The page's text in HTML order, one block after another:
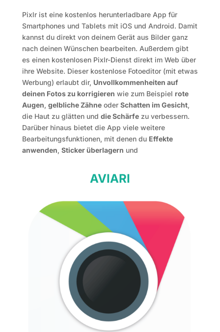
Pixlr ist eine kostenlos herunterladbare App für
Smartphones und Tablets mit iOS und Android. Damit
kannst du direkt von deinem Gerät aus Bilder ganz
nach deinen Wünschen bearbeiten. Außerdem gibt
es einen kostenlosen Pixlr-Dienst direkt im Web über
ihre Website. Dieser kostenlose Fotoeditor (mit etwas
Werbung) erlaubt dir, Unvollkommenheiten auf
deinen Fotos zu korrigieren wie zum Beispiel rote
Augen, gelbliche Zähneoder Schatten im Gesicht,
die Haut zu glätten und die Schärfezu verbessern.
Darüber hinaus bietet die App viele weitere
Bearbeitungsfunktionen, mit denen du Effekte
anwenden, Sticker überlagern und
AVIARI